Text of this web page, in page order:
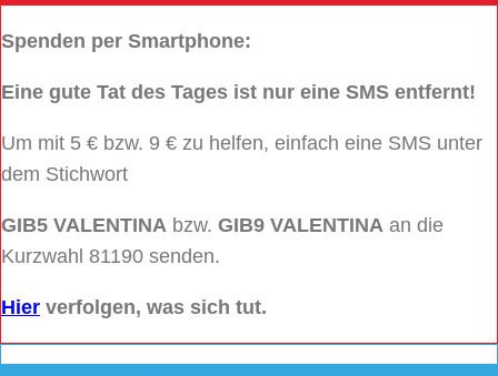
Spenden per Smartphone:
Eine gute Tat des Tages ist nur eine SMS entfernt!
Um mit 5 € bzw. 9 € zu helfen, einfach eine SMS unter
dem Stichwort
GIB5 VALENTINA bzw. GIB9 VALENTINA an die
Kurzwahl 81190 senden.
Hier verfolgen, was sich tut.